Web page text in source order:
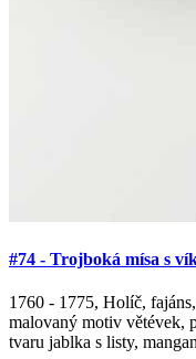
#74 - Trojboká mísa s
1760 - 1775, Holíč,
malovaný motiv větévek,
tvaru jablka s listy,